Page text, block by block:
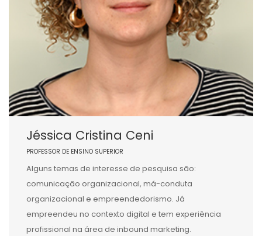
Jéssica Cristina Ceni
PROFESSOR DE ENSINO SUPERIOR
Alguns temas de interesse de pesquisa são:
comunicação organizacional, má-conduta
organizacional e empreendedorismo. Já
empreendeu no contexto digital e tem experiência
profissional na área de inbound marketing.